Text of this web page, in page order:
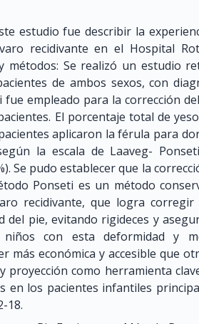
estudio fue describir la
recidivante en el Hospital
métodos: Se realizó un estudio
de ambos sexos, con
fue empleado para la corrección
El porcentaje total de
aplicaron la férula para
la escala de Laaveg-
Se pudo establecer que la
Ponseti es un método
recidivante, que logra
del pie, evitando rigideces y
con esta deformidad y
más económica y accesible que
proyección como herramienta
en los pacientes infantiles
18.